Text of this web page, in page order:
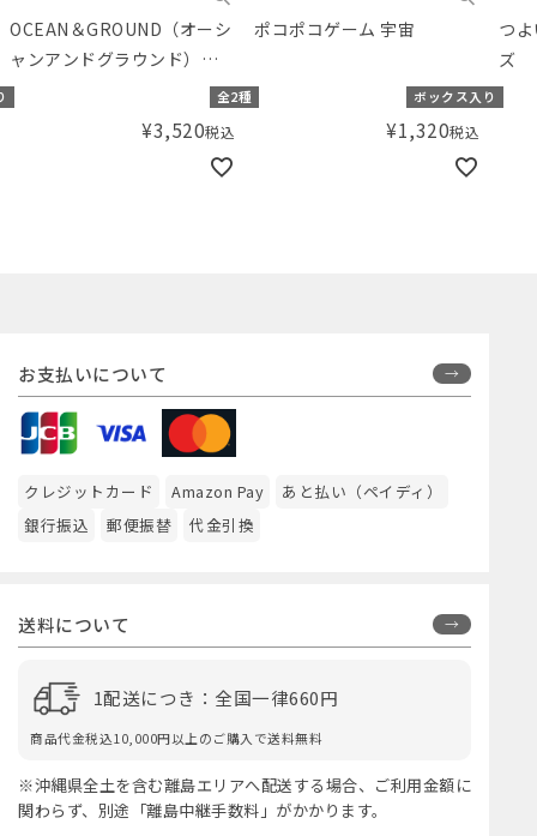
OCEAN＆GROUND（オーシ
ャンアンドグラウンド）
DAYPACK MULTI デイパック全2種
¥3,520税込
ポコポコゲーム 宇宙
ボックス入り
¥1,320税込
つ
ズ
お支払いについて
クレジットカード Amazon Pay
あと払い（ペイディ）
銀行振込
郵便振替 代金引換
送料について
1配送につき：全国一律660円
商品代金税込10,000円以上のご購入で送料無料
※沖縄県全土を含む離島エリアへ配送する場合、ご利用金額に
関わらず、別途「離島中継手数料」がかかります。